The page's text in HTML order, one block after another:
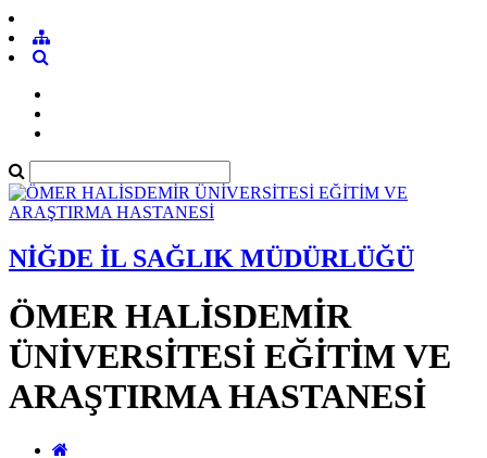
NİĞDE İL SAĞLIK MÜDÜRLÜĞÜ
ÖMER HALİSDEMİR
ÜNİVERSİTESİ EĞİTİM VE
ARAŞTIRMA HASTANESİ